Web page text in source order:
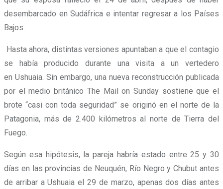
desembarcado en Sudáfrica e intentar regresar a los Países
Bajos.
Hasta ahora, distintas versiones apuntaban a que el contagio
se había producido durante una visita a un vertedero
en Ushuaia. Sin embargo, una nueva reconstrucción publicada
por el medio británico The Mail on Sunday sostiene que el
brote “casi con toda seguridad” se originó en el norte de la
Patagonia, más de 2.400 kilómetros al norte de Tierra del
Fuego.
Según esa hipótesis, la pareja habría estado entre 25 y 30
días en las provincias de Neuquén, Río Negro y Chubut antes
de arribar a Ushuaia el 29 de marzo, apenas dos días antes